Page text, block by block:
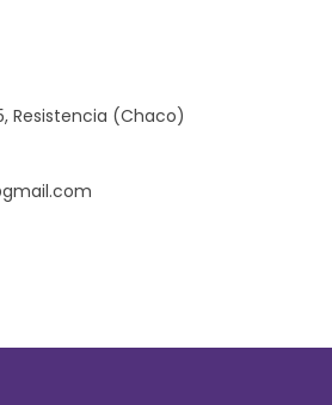
Resistencia (Chaco)